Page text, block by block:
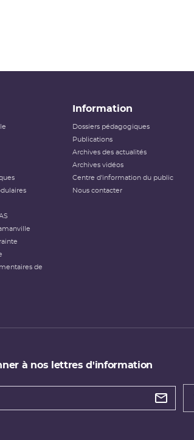
de
Information
Dossiers pédagogiques
Publications
Archives des actualités
Archives vidéos
Centre d'information du public
Nous contacter
à nos lettres d'information